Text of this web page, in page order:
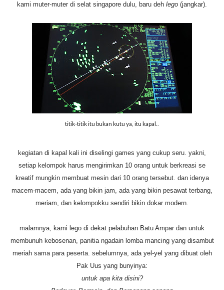
kami muter-muter di selat singapore dulu, baru deh lego (jangkar).
titik-titik itu bukan kutu ya, itu kapal..
kegiatan di kapal kali ini diselingi games yang cukup seru. yakni,
setiap kelompok harus mengirimkan 10 orang untuk berkreasi se
kreatif mungkin membuat mesin dari 10 orang tersebut. dan idenya
macem-macem, ada yang bikin jam, ada yang bikin pesawat terbang,
meriam, dan kelompokku sendiri bikin dokar modern.
malamnya, kami lego di dekat pelabuhan Batu Ampar dan untuk
membunuh kebosenan, panitia ngadain lomba mancing yang disambut
meriah sama para peserta. sebelumnya, ada yel-yel yang dibuat oleh
Pak Uus yang bunyinya:
untuk apa kita disini?